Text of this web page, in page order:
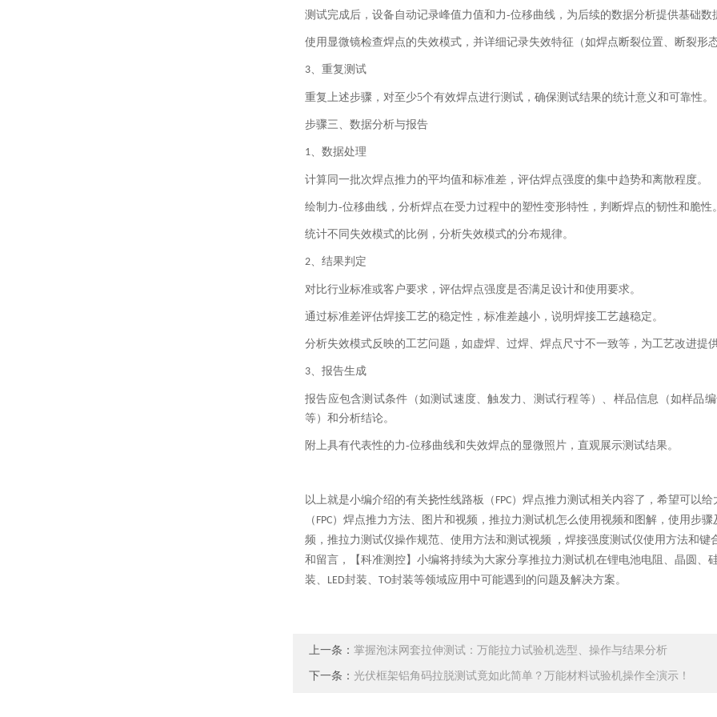
测试完成后，设备自动记录峰值力值和力-位移曲线，为后续的数据分析提供基础数
使用显微镜检查焊点的失效模式，并详细记录失效特征（如焊点断裂位置、断裂形态
3、 重复测试
重复上述步骤，对至少5个有效焊点进行测试，确保测试结果的统计意义和可靠性。
步骤三、 数据分析与报告
1、 数据处理
计算同一批次焊点推力的平均值和标准差，评估焊点强度的集中趋势和离散程度。
绘制力-位移曲线，分析焊点在受力过程中的塑性变形特性，判断焊点的韧性和脆性。
统计不同失效模式的比例，分析失效模式的分布规律。
2、 结果判定
对比行业标准或客户要求，评估焊点强度是否满足设计和使用要求。
通过标准差评估焊接工艺的稳定性，标准差越小，说明焊接工艺越稳定。
分析失效模式反映的工艺问题，如虚焊、过焊、焊点尺寸不一致等，为工艺改进提供
3、 报告生成
报告应包含测试条件（如测试速度、触发力、测试行程等）、样品信息（如样品
等）和分析结论。
附上具有代表性的力-位移曲线和失效焊点的显微照片，直观展示测试结果。
以上就是小编介绍的有关挠性线路板（ FPC）焊点推力测试相关内容了，希望可以
（ FPC）焊点推力方法、图片和视频 ，推拉力测试机怎么使用视频和图解，使用步
频，推拉力测试仪操作规范、使用方法和测试视频
，焊接强度测试仪使用方法和
和留言，【科准测控】小编将持续为大家分享推拉力测试机在锂电池电阻、晶圆、硅
装、 LED封装、 TO封装等领域应用中可能遇到的问题及解决方案。
上一条： 掌握泡沫网套拉伸测试：万能拉力试验机选型、操作与结果分析
下一条： 光伏框架铝角码拉脱测试竟如此简单？万能材料试验机操作全演示！